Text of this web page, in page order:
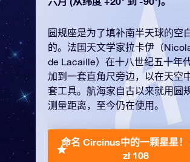
圆规座是为了填补南半天球的空
的。法国天文学家拉卡伊（
de Lacaille）在十八世纪五十年
加到一套直角尺旁边，以在天空
套工具。航海家自古以来就用圆
测量距离，至今仍在使用。
命名 Circinus中的一颗星星！
zł 108